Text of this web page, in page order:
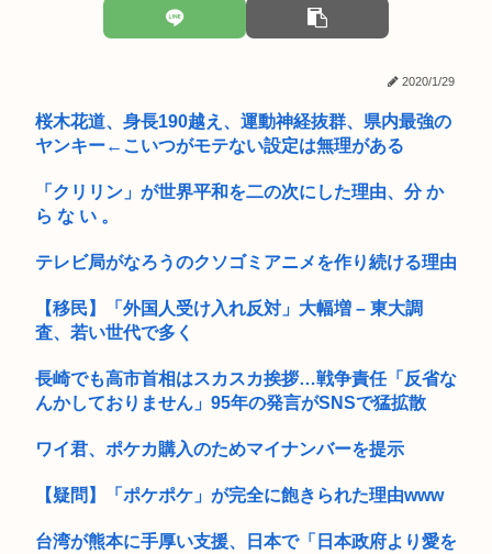
【動画】高市早苗さん、広島の被爆者代表を睨みつけてしまい
かったで...
お盆休み3日目はじめる 高市早苗「休みは義務よ
【速報】YOASOBI幾田りら、最新のCカップお乳www
エロ漫画の竿役「あー、一回出すわ」←いやすごすぎるだろ
【祝】日本政府、東京大空襲を指揮し「悪魔」「皆殺しのルメ
イ」の渾...
【悲報】恋人がいる率、ちょっと異常
炎上
題に...
【画像】太ってた女性が激やせして大変身、ビフォーアフター
潟、富山...
高市早苗のニュース記事、コメント欄閉鎖…
2020/1/29
桜木花道、身長190越え、運動神経抜群、県内最強の
ヤンキー←こいつがモテない設定は無理がある
「クリリン」が世界平和を二の次にした理由、分 か
ら な い 。
テレビ局がなろうのクソゴミアニメを作り続ける理由
【移民】「外国人受け入れ反対」大幅増 – 東大調
査、若い世代で多く
長崎でも高市首相はスカスカ挨拶…戦争責任「反省な
んかしておりません」95年の発言がSNSで猛拡散
ワイ君、ポケカ購入のためマイナンバーを提示
【疑問】「ポケポケ」が完全に飽きられた理由www
台湾が熊本に手厚い支援、日本で「日本政府より愛を